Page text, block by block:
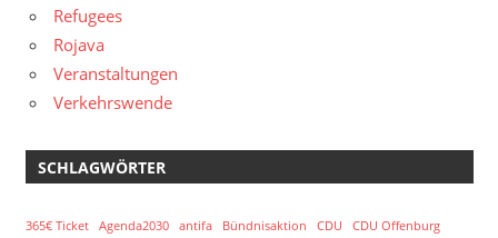
Refugees
Rojava
Veranstaltungen
Verkehrswende
SCHLAGWÖRTER
365€ Ticket Agenda2030 antifa Bündnisaktion CDU CDU Offenburg